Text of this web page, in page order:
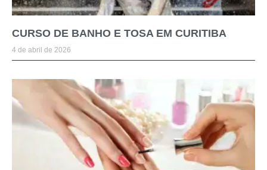
CURSO DE BANHO E TOSA EM CURITIBA
4 de abril de 2026